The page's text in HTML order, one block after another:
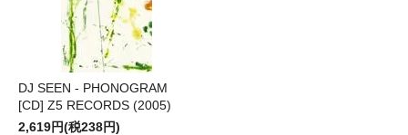
DJ SEEN - PHONOGRAM
[CD] Z5 RECORDS (2005)
2,619円(税238円)